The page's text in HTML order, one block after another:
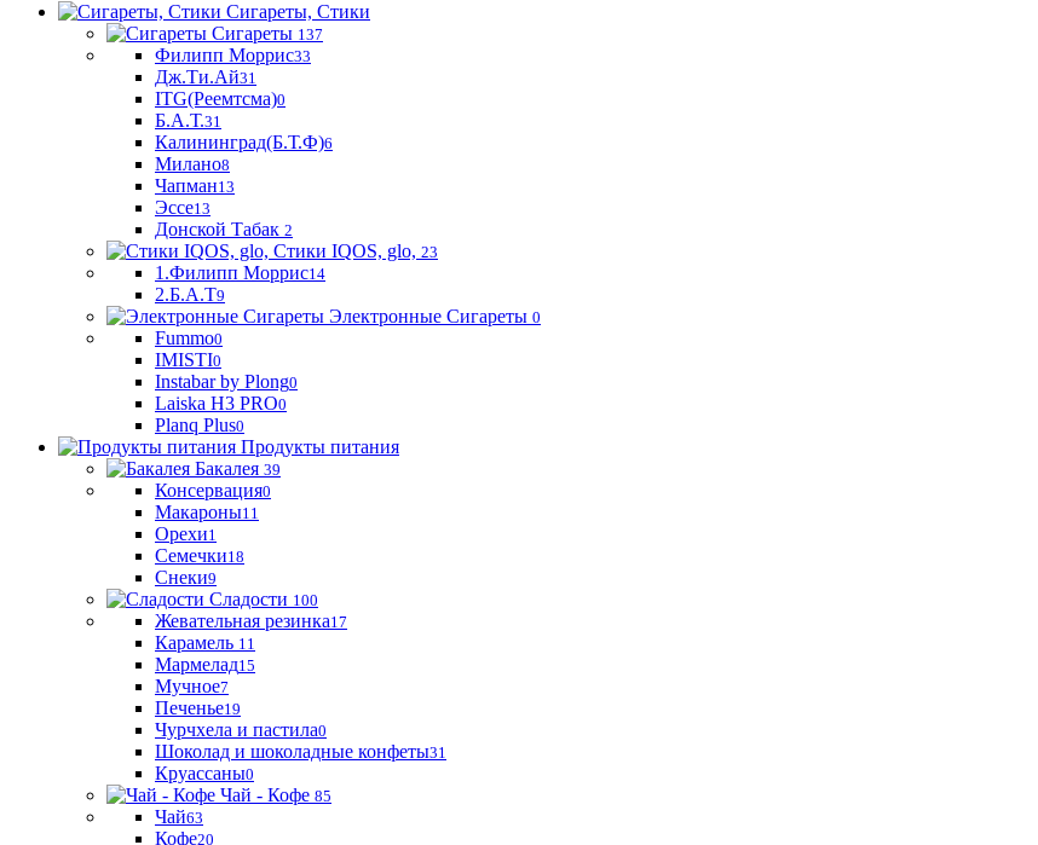
Сигареты, Стики
Сигареты 137
Филипп Моррис33
Дж.Ти.Ай31
ITG(Реемтсма)0
Б.А.Т.31
Калининград(Б.Т.Ф)6
Милано8
Чапман13
Эссе13
Донской Табак 2
Стики IQOS, glo, 23
1.Филипп Моррис14
2.Б.А.Т9
Электронные Сигареты 0
Fummo0
IMISTI0
Instabar by Plong0
Laiska H3 PRO0
Planq Plus0
Продукты питания
Бакалея 39
Консервация0
Макароны11
Орехи1
Семечки18
Снеки9
Сладости 100
Жевательная резинка17
Карамель 11
Мармелад15
Мучное7
Печенье19
Чурчхела и пастила0
Шоколад и шоколадные конфеты31
Круассаны0
Чай - Кофе 85
Чай63
Кофе20